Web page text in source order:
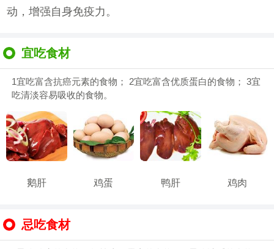
动，增强自身免疫力。
宜吃食材
1宜吃富含抗癌元素的食物； 2宜吃富含优质蛋白的食物； 3宜
吃清淡容易吸收的食物。
鹅肝 鸡蛋 鸭肝 鸡肉
忌吃食材